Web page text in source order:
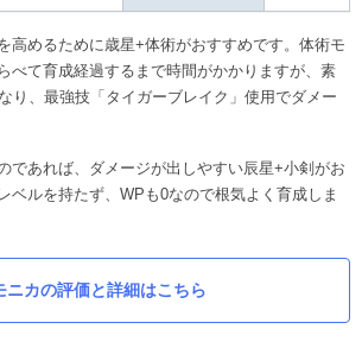
高めるために歳星+体術がおすすめです。体術モ
べて育成経過するまで時間がかかりますが、素
り、最強技「タイガーブレイク」使用でダメー
であれば、ダメージが出しやすい辰星+小剣がお
ベルを持たず、WPも0なので根気よく育成しま
ニカの評価と詳細はこちら